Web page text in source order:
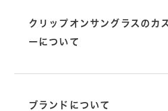
クリップオンサングラスのカ
ーについて
ブランドについて